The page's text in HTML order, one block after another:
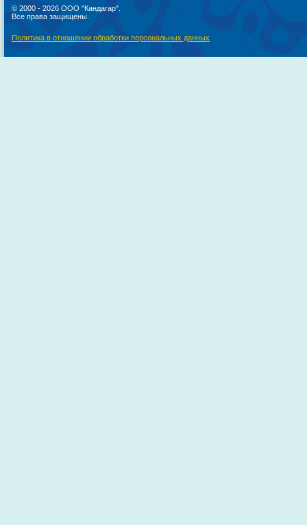
© 2000 - 2026 ООО "Кандагар".
Все права защищены.
Политика в отношении обработки персональных данных